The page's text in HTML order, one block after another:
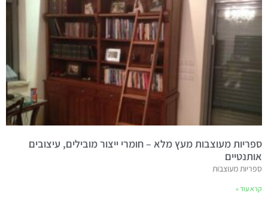
ספריות מעוצבות מעץ מלא – חומרי ייצור מובילים, עיצובים
אותנטיים
ספריות מעוצבות
קרא עוד »